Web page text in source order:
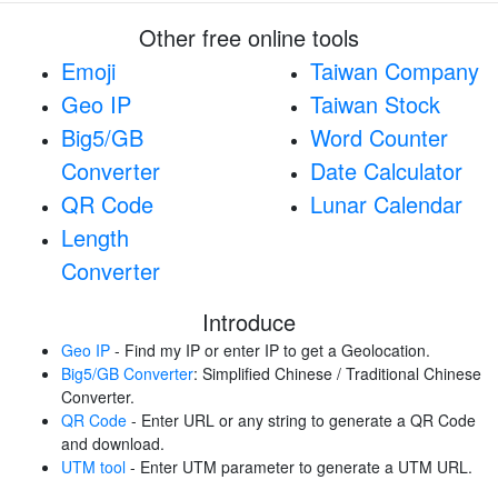
Other free online tools
Emoji
Geo IP
Big5/GB
Converter
QR Code
Length
Converter
Taiwan Company
Taiwan Stock
Word Counter
Date Calculator
Lunar Calendar
Introduce
Geo IP - Find my IP or enter IP to get a Geolocation.
Big5/GB Converter: Simplified Chinese / Traditional Chinese
Converter.
QR Code - Enter URL or any string to generate a QR Code
and download.
UTM tool - Enter UTM parameter to generate a UTM URL.